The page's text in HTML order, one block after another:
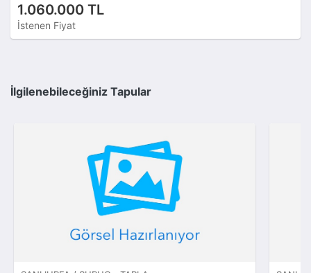
1.060.000 TL
İstenen Fiyat
İlgilenebileceğiniz Tapular